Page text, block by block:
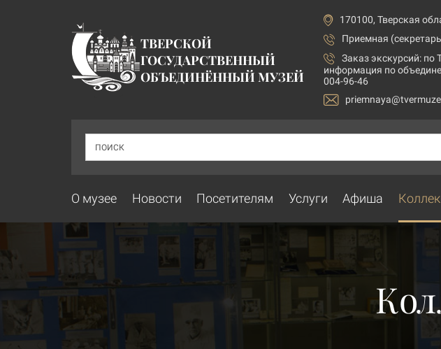
ТВЕРСКОЙ
ГОСУДАРСТВЕННЫЙ
ОБЪЕДИНЁННЫЙ МУЗЕЙ
170100, Тверская
Приемная
Заказ экскурсий: по
информация по
004-96-46
ПОИСК
О музее Новости Посетителям Услуги Афиша